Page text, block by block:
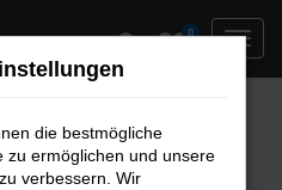
0
die bestmögliche
zu ermöglichen und unsere
verbessern. Wir